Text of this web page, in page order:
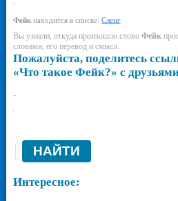
-
Фейкнаходится в списке: Сленг
Вы узнали, откуда произошло слово Фейк
словами, его перевод и смысл.
Пожалуйста, поделитесь
«Что такое Фейк?» с
-
-
Интересное: